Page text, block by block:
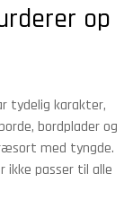
op
tydelig karakter,
bordplader og
med tyngde.
ikke passer til alle